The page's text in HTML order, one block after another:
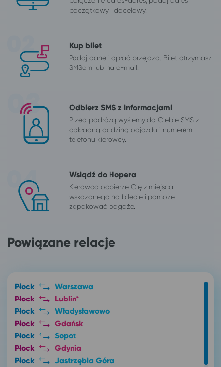
początkowy i docelowy.
Kup bilet
Podaj dane i opłać przejazd. Bilet otrzymasz
SMSem lub na e-mail.
Odbierz SMS z informacjami
Przed podróżą wyślemy do Ciebie SMS z
dokładną godziną odjazdu i numerem
telefonu kierowcy.
Wsiądź do Hopera
Kierowca odbierze Cię z miejsca
wskazanego na bilecie i pomoże
zapakować bagaże.
Powiązane relacje
Płock
Warszawa
Płock
Lublin*
Płock
Władysławowo
Płock
Gdańsk
Płock
Sopot
Płock
Gdynia
Płock
Jastrzębia Góra